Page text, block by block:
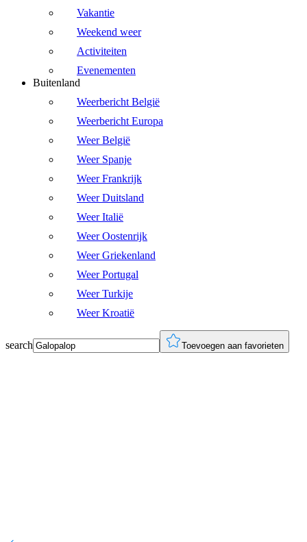
Vakantie
Weekend weer
Activiteiten
Evenementen
Buitenland
Weerbericht België
Weerbericht Europa
Weer België
Weer Spanje
Weer Frankrijk
Weer Duitsland
Weer Italië
Weer Oostenrijk
Weer Griekenland
Weer Portugal
Weer Turkije
Weer Kroatië
search Toevoegen aan favorieten